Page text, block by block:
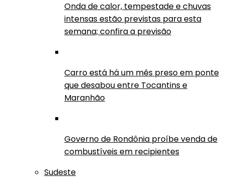
Onda de calor, tempestade e chuvas
intensas estão previstas para esta
semana; confira a previsão
Carro está há um mês preso em ponte
que desabou entre Tocantins e
Maranhão
Governo de Rondônia proíbe venda de
combustíveis em recipientes
Sudeste